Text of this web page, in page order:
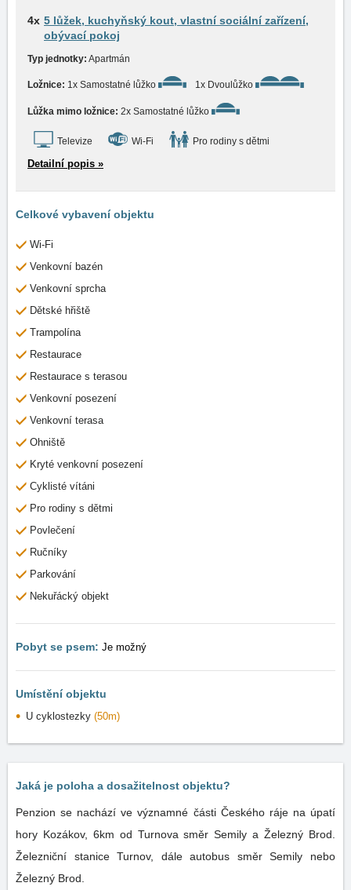
4x 5 lůžek, kuchyňský kout, vlastní sociální zařízení,
obývací pokoj
Typ jednotky: Apartmán
Ložnice: 1x Samostatné lůžko 1x Dvoulůžko
Lůžka mimo ložnice: 2x Samostatné lůžko
Televize Wi-Fi Pro rodiny s dětmi
Detailní popis »
Celkové vybavení objektu
Wi-Fi
Venkovní bazén
Venkovní sprcha
Dětské hřiště
Trampolína
Restaurace
Restaurace s terasou
Venkovní posezení
Venkovní terasa
Ohniště
Kryté venkovní posezení
Cyklisté vítáni
Pro rodiny s dětmi
Povlečení
Ručníky
Parkování
Nekuřácký objekt
Pobyt se psem: Je možný
Umístění objektu
U cyklostezky (50m)
Jaká je poloha a dosažitelnost objektu?
Penzion se nachází ve významné části Českého ráje na úpatí
hory Kozákov, 6km od Turnova směr Semily a Železný Brod.
Železniční stanice Turnov, dále autobus směr Semily nebo
Železný Brod.